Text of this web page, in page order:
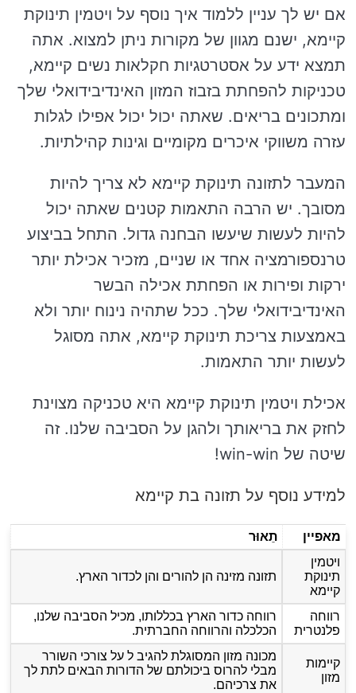
אם יש לך עניין ללמוד איך נוסף על ויטמין תינוקת
קיימא, ישנם מגוון של מקורות ניתן למצוא. אתה
תמצא ידע על אסטרטגיות חקלאות נשים קיימא,
טכניקות להפחתת בזבוז המזון האינדיבידואלי שלך
ומתכונים בריאים. שאתה יכול יכול אפילו לגלות
עזרה משווקי איכרים מקומיים וגינות קהילתיות.
המעבר לתזונה תינוקת קיימא לא צריך להיות
מסובך. יש הרבה התאמות קטנים שאתה יכול
להיות לעשות שיעשו הבחנה גדול. התחל בביצוע
טרנספורמציה אחד או שניים, מזכיר אכילת יותר
ירקות ופירות או הפחתת אכילה הבשר
האינדיבידואלי שלך. ככל שתהיה נינוח יותר ולא
באמצעות צריכת תינוקת קיימא, אתה מסוגל
לעשות יותר התאמות.
אכילת ויטמין תינוקת קיימא היא טכניקה מצוינת
לחזק את בריאותך ולהגן על הסביבה שלנו. זה
שיטה של win-win!
למידע נוסף על תזונה בת קיימא
מאפיין
תֵאוּר
ויטמין
תינוקת
קיימא
תזונה מזינה הן להורים והן לכדור הארץ.
רווחה
פלנטרית
רווחה כדור הארץ בכללותו, מכיל הסביבה שלנו,
הכלכלה והרווחה החברתית.
קיימות
מזון
מכונה מזון המסוגלת להגיב ל על צורכי השורר
מבלי להרוס ביכולתם של הדורות הבאים לתת לך
את צרכיהם.